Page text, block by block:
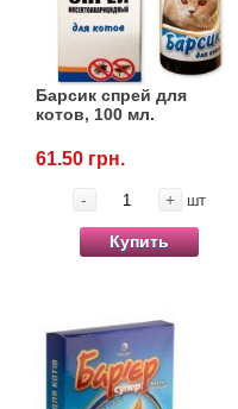
Барсик спрей для
котов, 100 мл.
61.50 грн.
- + шт
Купить